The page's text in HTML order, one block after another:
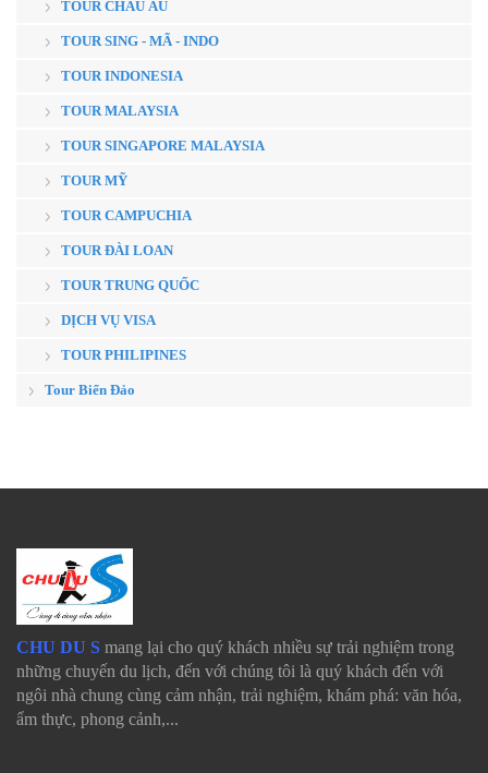
TOUR CHÂU ÂU
TOUR SING - MÃ - INDO
TOUR INDONESIA
TOUR MALAYSIA
TOUR SINGAPORE MALAYSIA
TOUR MỸ
TOUR CAMPUCHIA
TOUR ĐÀI LOAN
TOUR TRUNG QUỐC
DỊCH VỤ VISA
TOUR PHILIPINES
Tour Biển Đảo
CHU DU S mang lại cho quý khách nhiều sự trải nghiệm trong
những chuyến du lịch, đến với chúng tôi là quý khách đến với
ngôi nhà chung cùng cảm nhận, trải nghiệm, khám phá: văn hóa,
ẩm thực, phong cảnh,...